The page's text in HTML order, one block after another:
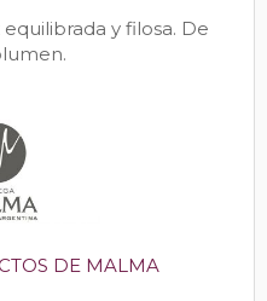
y filosa. De
DE MALMA